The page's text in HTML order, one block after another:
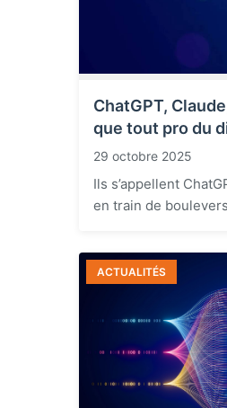
ChatGPT,
que tout pro du
29 octobre 2025
Ils s’appellent
en train de
ACTUALITÉS